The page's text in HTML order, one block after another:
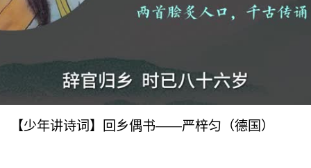
【少年讲诗词】回乡偶书——严梓匀（德国）